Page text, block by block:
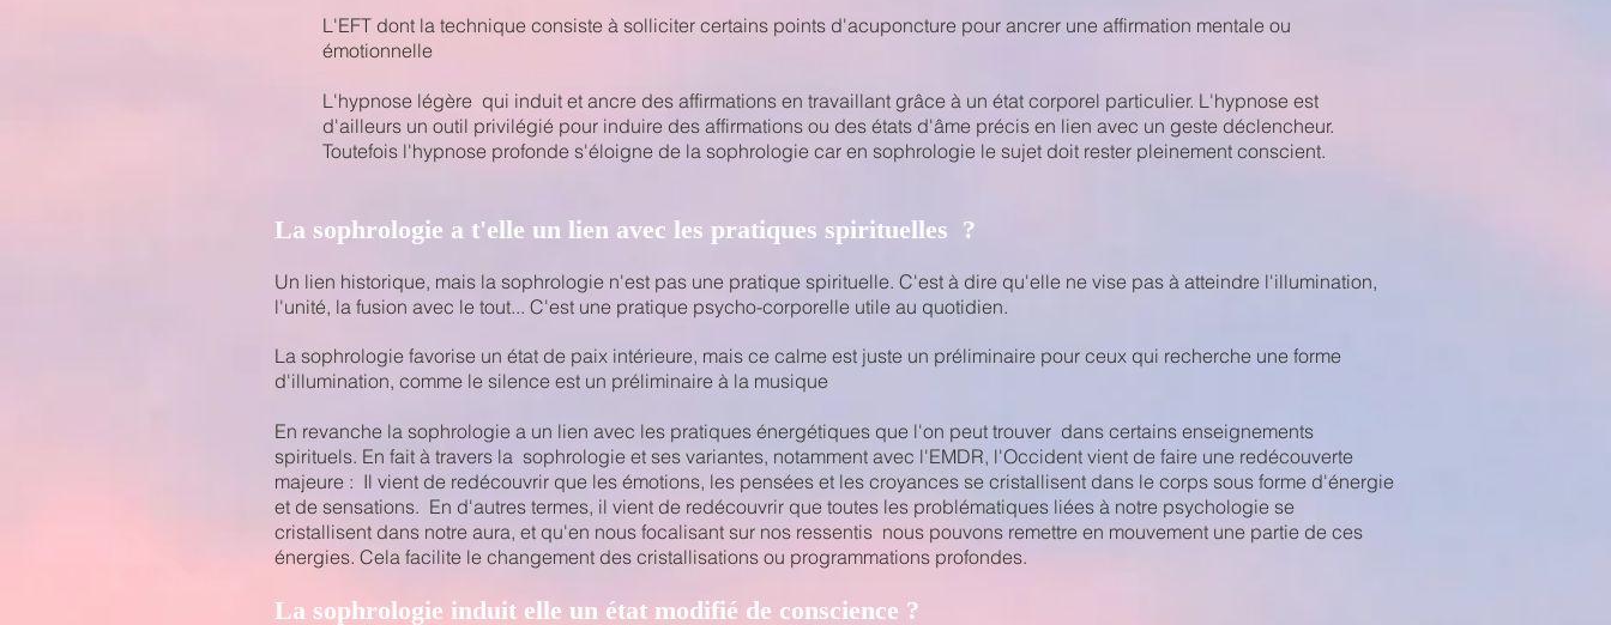
L'EFT dont la technique consiste à solliciter certains points d'acuponcture pour ancrer une affirmation mentale ou
émotionnelle
L'hypnose légère qui induit et ancre des affirmations en travaillant grâce à un état corporel particulier. L'hypnose est
d'ailleurs un outil privilégié pour induire des affirmations ou des états d'âme précis en lien avec un geste déclencheur.
Toutefois l'hypnose profonde s'éloigne de la sophrologie car en sophrologie le sujet doit rester pleinement conscient.
La sophrologie a t'elle un lien avec les pratiques spirituelles ?
Un lien historique, mais la sophrologie n'est pas une pratique spirituelle. C'est à dire qu'elle ne vise pas à atteindre l'illumination,
l'unité, la fusion avec le tout... C'est une pratique psycho-corporelle utile au quotidien.
La sophrologie favorise un état de paix intérieure, mais ce calme est juste un préliminaire pour ceux qui recherche une forme
d'illumination, comme le silence est un préliminaire à la musique
En revanche la sophrologie a un lien avec les pratiques énergétiques que l'on peut trouver dans certains enseignements
spirituels. En fait à travers la sophrologie et ses variantes, notamment avec l'EMDR, l'Occident vient de faire une redécouverte
majeure : Il vient de redécouvrir que les émotions, les pensées et les croyances se cristallisent dans le corps sous forme d'énergie
et de sensations. En d'autres termes, il vient de redécouvrir que toutes les problématiques liées à notre psychologie se
cristallisent dans notre aura, et qu'en nous focalisant sur nos ressentis nous pouvons remettre en mouvement une partie de ces
énergies. Cela facilite le changement des cristallisations ou programmations profondes.
La sophrologie induit elle un état modifié de conscience ?